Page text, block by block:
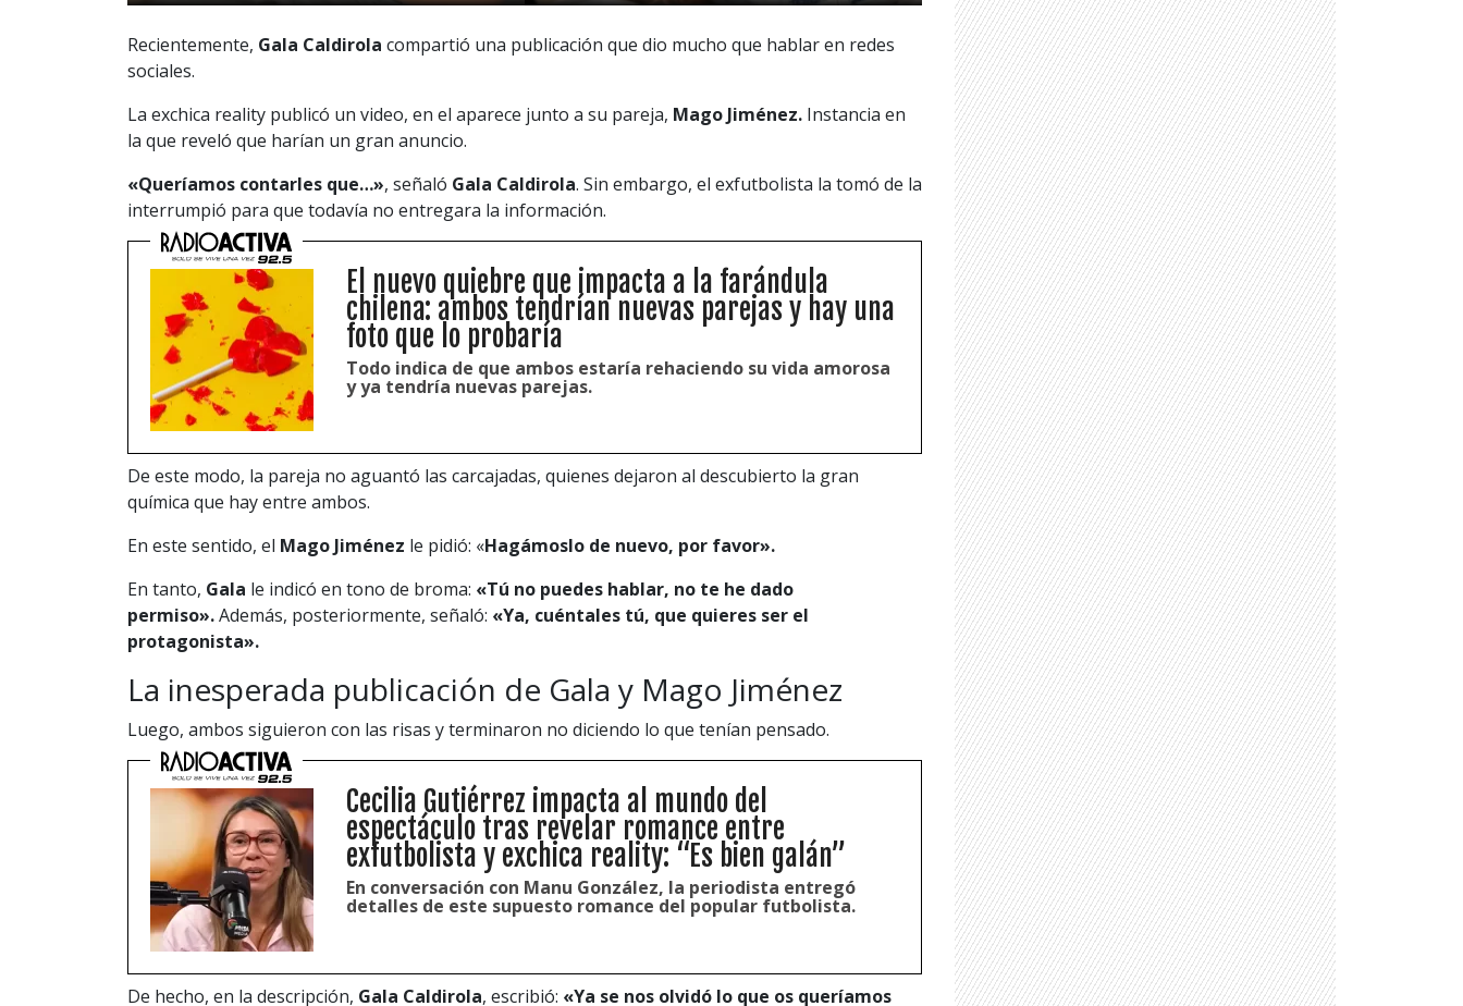
Recientemente, Gala Caldirola compartió una publicación que dio mucho que hablar en redes
sociales.
La exchica reality publicó un video, en el aparece junto a su pareja, Mago Jiménez. Instancia en
la que reveló que harían un gran anuncio.
«Queríamos contarles que…», señaló Gala Caldirola. Sin embargo, el exfutbolista la tomó de la
interrumpió para que todavía no entregara la información.
El nuevo quiebre que impacta a la farándula
chilena: ambos tendrían nuevas parejas y hay una
foto que lo probaría
Todo indica de que ambos estaría rehaciendo su vida amorosa
y ya tendría nuevas parejas.
De este modo, la pareja no aguantó las carcajadas, quienes dejaron al descubierto la gran
química que hay entre ambos.
En este sentido, el Mago Jiménez le pidió: «Hagámoslo de nuevo, por favor».
En tanto, Gala le indicó en tono de broma: «Tú no puedes hablar, no te he dado
permiso».Además, posteriormente, señaló: «Ya, cuéntales tú, que quieres ser el
protagonista».
La inesperada publicación de Gala y Mago Jiménez
Luego, ambos siguieron con las risas y terminaron no diciendo lo que tenían pensado.
Cecilia Gutiérrez impacta al mundo del
espectáculo tras revelar romance entre
exfutbolista y exchica reality: “Es bien galán”
En conversación con Manu González, la periodista entregó
detalles de este supuesto romance del popular futbolista.
De hecho, en la descripción, Gala Caldirola, escribió: «Ya se nos olvidó lo que os queríamos